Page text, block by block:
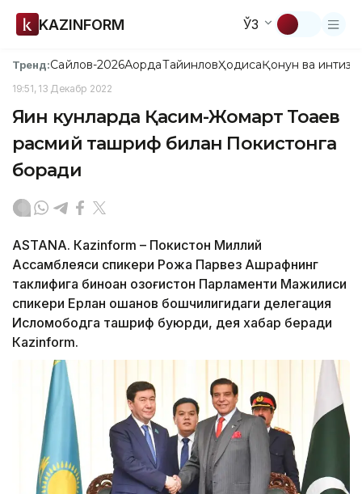
KAZINFORM ЎЗ
Тренд:Сайлов-2026АқордаТайинловҲодисаҚонун ва
19:51, 13 Декабр 2022
Яқин кунларда Қасим-Жомарт Тоқаев
расмий ташриф билан Покистонга
боради
ASTANА. Кazinform – Покистон Миллий
Ассамблеяси спикери Рожа Парвез Ашрафнинг
таклифига биноан Қозоғистон Парламенти Мажилиси
спикери Ерлан Қошанов бошчилигидаги делегация
Исломободга ташриф буюрди, дея хабар беради
Кazinform.